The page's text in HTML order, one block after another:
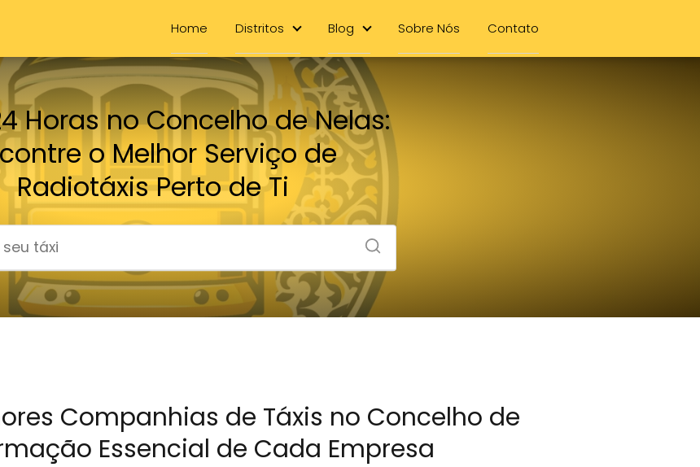
Home Distritos Blog Sobre Nós Contato
Horas no Concelho de Nelas:
o Melhor Serviço de
Radiotáxis Perto de Ti
Companhias de Táxis no Concelho de
Essencial de Cada Empresa